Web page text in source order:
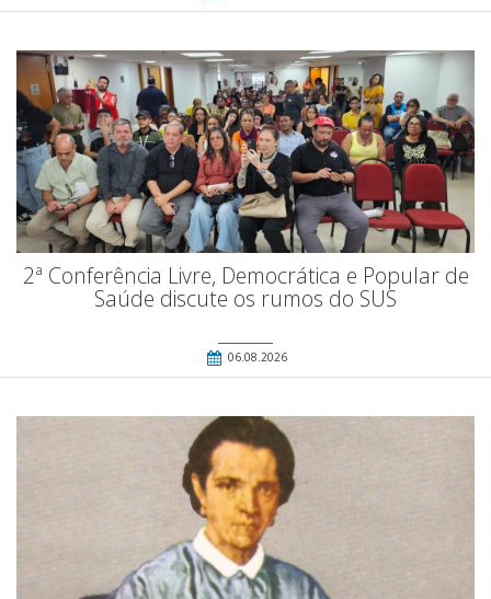
2ª Conferência Livre, Democrática e Popular de
Saúde discute os rumos do SUS
06.08.2026